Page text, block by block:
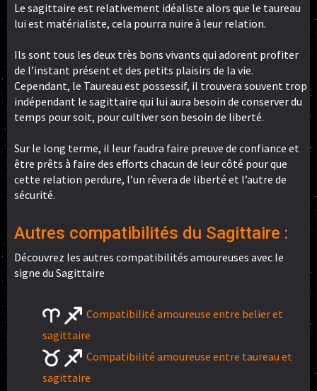
Le sagittaire est relativement idéaliste alors que le taureau
lui est matérialiste, cela pourra nuire à leur relation.
Ils sont tous les deux très bons vivants qui adorent profiter
de l’instant présent et des petits plaisirs de la vie.
Cependant, le Taureau est possessif, il trouvera souvent trop
indépendant le sagittaire qui lui aura besoin de conserver du
temps pour soit, pour cultiver son besoin de liberté.
Sur le long terme, il leur faudra faire preuve de confiance et
être prêts à faire des efforts chacun de leur côté pour que
cette relation perdure, l’un rêvera de liberté et l’autre de
sécurité.
Autres compatibilités du Sagittaire :
Découvrez les autres compatibilités amoureuses avec le
signe du Sagittaire
Compatibilité amoureuse entre belier et
sagittaire
Compatibilité amoureuse entre taureau et
sagittaire